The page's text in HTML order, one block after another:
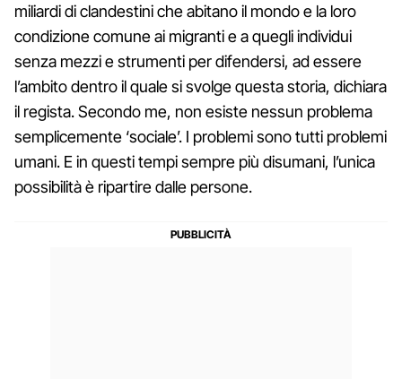
miliardi di clandestini che abitano il mondo e la loro
condizione comune ai migranti e a quegli individui
senza mezzi e strumenti per difendersi, ad essere
l’ambito dentro il quale si svolge questa storia, dichiara
il regista. Secondo me, non esiste nessun problema
semplicemente ‘sociale’. I problemi sono tutti problemi
umani. E in questi tempi sempre più disumani, l’unica
possibilità è ripartire dalle persone.